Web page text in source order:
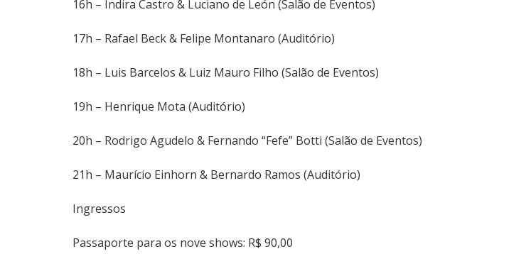
16h – Indira Castro & Luciano de León (Salão de Eventos)
17h – Rafael Beck & Felipe Montanaro (Auditório)
18h – Luis Barcelos & Luiz Mauro Filho (Salão de Eventos)
19h – Henrique Mota (Auditório)
20h – Rodrigo Agudelo & Fernando “Fefe” Botti (Salão de Eventos)
21h – Maurício Einhorn & Bernardo Ramos (Auditório)
Ingressos
Passaporte para os nove shows: R$ 90,00